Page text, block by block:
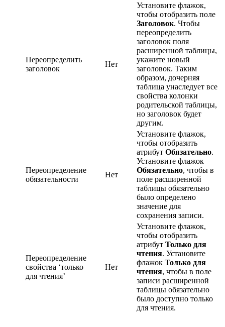
Переопределить
заголовок
Нет
Установите флажок,
чтобы отобразить поле
Заголовок. Чтобы
переопределить
заголовок поля
расширенной таблицы,
укажите новый
заголовок. Таким
образом, дочерняя
таблица унаследует все
свойства колонки
родительской таблицы,
но заголовок будет
другим.
Переопределение
обязательности
Нет
Установите флажок,
чтобы отобразить
атрибут Обязательно.
Установите флажок
Обязательно, чтобы в
поле расширенной
таблицы обязательно
было определено
значение для
сохранения записи.
Переопределение
свойства ‘только
для чтения’
Нет
Установите флажок,
чтобы отобразить
атрибут Только для
чтения. Установите
флажок Только для
чтения, чтобы в поле
записи расширенной
таблицы обязательно
было доступно только
для чтения.